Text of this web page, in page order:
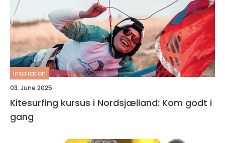
inspiration
03. June 2025
Kitesurfing kursus i Nordsjælland: Kom godt i
gang